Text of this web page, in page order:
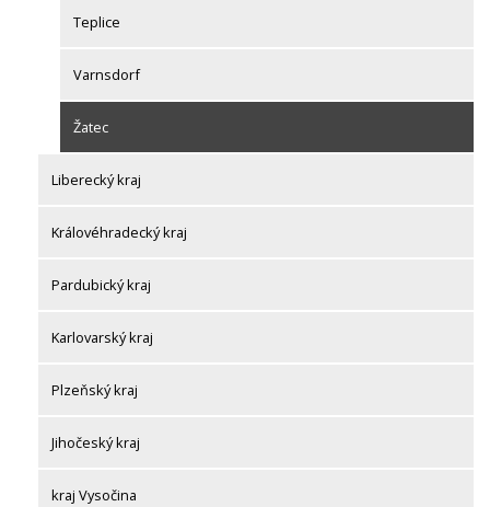
Teplice
Varnsdorf
Žatec
Liberecký kraj
Královéhradecký kraj
Pardubický kraj
Karlovarský kraj
Plzeňský kraj
Jihočeský kraj
kraj Vysočina